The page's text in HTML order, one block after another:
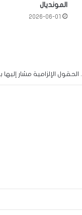
المونديال
2026-06-01
الحقول الإلزامية مشار إليها بـ